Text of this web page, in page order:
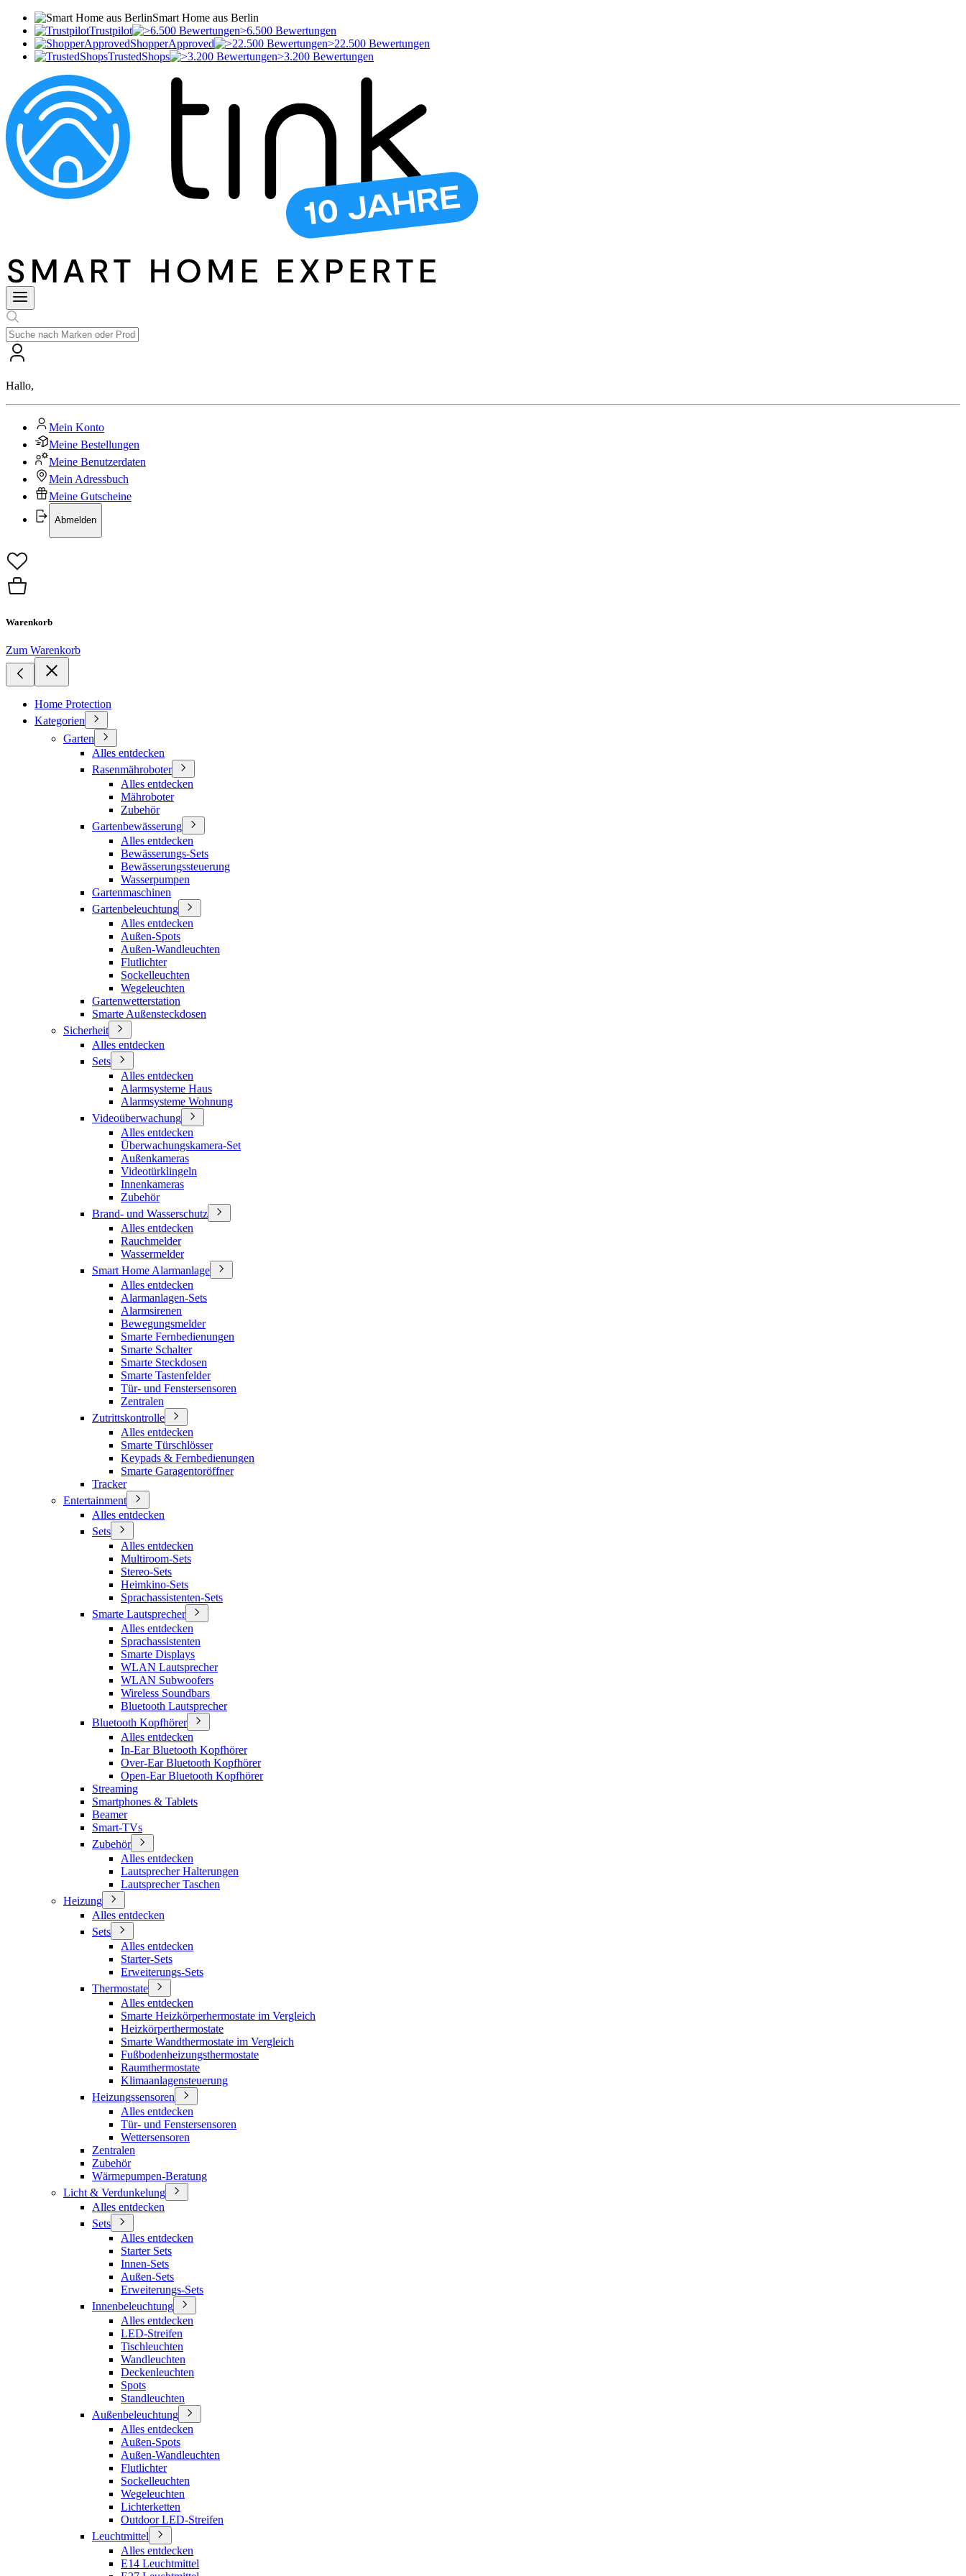
Smart Home aus Berlin
Trustpilot
>6.500 Bewertungen
ShopperApproved
>22.500 Bewertungen
TrustedShops
>3.200 Bewertungen
Hallo,
Mein Konto
Meine Bestellungen
Meine Benutzerdaten
Mein Adressbuch
Meine Gutscheine
Abmelden
Warenkorb
Zum Warenkorb
Home Protection
Kategorien
Garten
Alles entdecken
Rasenmähroboter
Alles entdecken
Mähroboter
Zubehör
Gartenbewässerung
Alles entdecken
Bewässerungs-Sets
Bewässerungssteuerung
Wasserpumpen
Gartenmaschinen
Gartenbeleuchtung
Alles entdecken
Außen-Spots
Außen-Wandleuchten
Flutlichter
Sockelleuchten
Wegeleuchten
Gartenwetterstation
Smarte Außensteckdosen
Sicherheit
Alles entdecken
Sets
Alles entdecken
Alarmsysteme Haus
Alarmsysteme Wohnung
Videoüberwachung
Alles entdecken
Überwachungskamera-Set
Außenkameras
Videotürklingeln
Innenkameras
Zubehör
Brand- und Wasserschutz
Alles entdecken
Rauchmelder
Wassermelder
Smart Home Alarmanlage
Alles entdecken
Alarmanlagen-Sets
Alarmsirenen
Bewegungsmelder
Smarte Fernbedienungen
Smarte Schalter
Smarte Steckdosen
Smarte Tastenfelder
Tür- und Fenstersensoren
Zentralen
Zutrittskontrolle
Alles entdecken
Smarte Türschlösser
Keypads & Fernbedienungen
Smarte Garagentoröffner
Tracker
Entertainment
Alles entdecken
Sets
Alles entdecken
Multiroom-Sets
Stereo-Sets
Heimkino-Sets
Sprachassistenten-Sets
Smarte Lautsprecher
Alles entdecken
Sprachassistenten
Smarte Displays
WLAN Lautsprecher
WLAN Subwoofers
Wireless Soundbars
Bluetooth Lautsprecher
Bluetooth Kopfhörer
Alles entdecken
In-Ear Bluetooth Kopfhörer
Over-Ear Bluetooth Kopfhörer
Open-Ear Bluetooth Kopfhörer
Streaming
Smartphones & Tablets
Beamer
Smart-TVs
Zubehör
Alles entdecken
Lautsprecher Halterungen
Lautsprecher Taschen
Heizung
Alles entdecken
Sets
Alles entdecken
Starter-Sets
Erweiterungs-Sets
Thermostate
Alles entdecken
Smarte Heizkörperhermostate im Vergleich
Heizkörperthermostate
Smarte Wandthermostate im Vergleich
Fußbodenheizungsthermostate
Raumthermostate
Klimaanlagensteuerung
Heizungssensoren
Alles entdecken
Tür- und Fenstersensoren
Wettersensoren
Zentralen
Zubehör
Wärmepumpen-Beratung
Licht & Verdunkelung
Alles entdecken
Sets
Alles entdecken
Starter Sets
Innen-Sets
Außen-Sets
Erweiterungs-Sets
Innenbeleuchtung
Alles entdecken
LED-Streifen
Tischleuchten
Wandleuchten
Deckenleuchten
Spots
Standleuchten
Außenbeleuchtung
Alles entdecken
Außen-Spots
Außen-Wandleuchten
Flutlichter
Sockelleuchten
Wegeleuchten
Lichterketten
Outdoor LED-Streifen
Leuchtmittel
Alles entdecken
E14 Leuchtmittel